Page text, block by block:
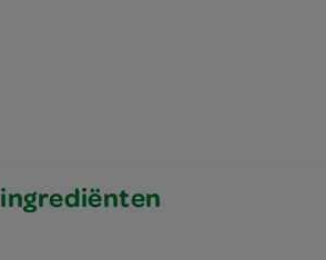
ingrediënten